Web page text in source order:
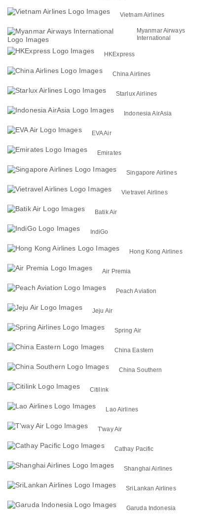
Vietnam Airlines
Myanmar Airways
International
HKExpress
China Airlines
Starlux Airlines
Indonesia AirAsia
EVA Air
Emirates
Singapore Airlines
Vietravel Airlines
Batik Air
IndiGo
Hong Kong Airlines
Air Premia
Peach Aviation
Jeju Air
Spring Air
China Eastern
China Southern
Citilink
Lao Airlines
T'way Air
Cathay Pacific
Shanghai Airlines
SriLankan Airlines
Garuda Indonesia